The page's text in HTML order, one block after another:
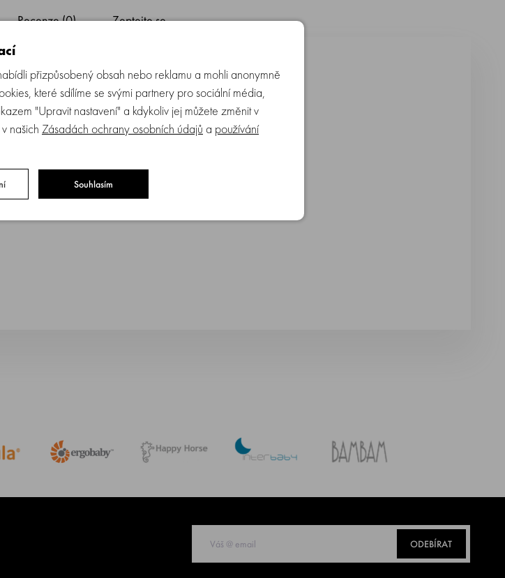
Recenze (0) Zeptejte se
ODEBÍRAT
přizpůsobený obsah nebo reklamu a mohli anonymně
které sdílíme se svými partnery pro sociální média,
"Upravit nastavení" a kdykoliv jej můžete změnit v
našich Zásadách ochrany osobních údajů a používání
Souhlasím